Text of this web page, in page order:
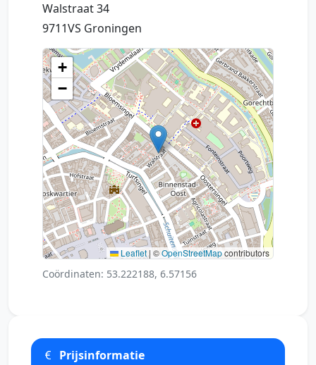
Walstraat 34
9711VS Groningen
+
−
Leaflet | ©OpenStreetMapcontributors
Coördinaten: 53.222188, 6.57156
Prijsinformatie